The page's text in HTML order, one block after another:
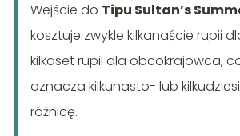
Wejście do Tipu Sultan’s
kosztuje zwykle kilkanaście rupii
kilkaset rupii dla obcokrajowca,
oznacza kilkunasto- lub
różnicę.